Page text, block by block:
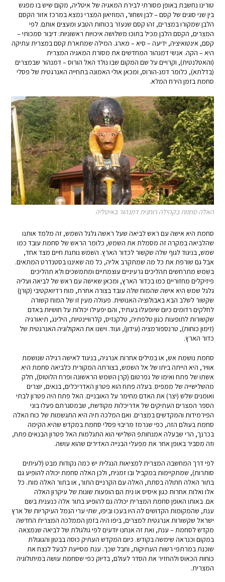
טורינו נחשבת באופן מסורתי לבירת המאגיה של איטליה, מקום שיש בו מפגש
בין שני סוגים של קסם – לבן ושחור, המוזיאון המצרי נמצא במרכז אזור הקסם
הלבן שמקורו במצרים, זהו קסם שנעזר בכוחות הטבע ומעצים אותם. לפי
המצרים, הקסם הלבן מכיל בתוכו משלושה איכויות ראשוניות: דיבור סמכותי –
קסם, אינטואיציה, ידיעה – סיא – מארג. המילה שמתארת קסם במצרית עתיקה
היא – הקה. אנשי דמנהור המחדשים את מסורת המאגיה המצרית
(והאטלנטית), וקרויים על שם המקום שבו נולד האל הורוס – דמנהור שבמצרים
(בדלתא), כלומר דמנ-הורוס, ומכאן אולי האמונה בתחייה האנרגטית של פסלי
סחמת בזמן הירח המלא.
האלה סחמת בקהילה רוחנית דמנהור באיטליה
סחמת היא אישה עם ראש לביאה שעל ראשה גלגל השמש, זה מלמד אותנו
שהלביאה במקרה זה מסמלת את השמש, כלומר הראש של סחמת עובד כמו
שמש, בניגוד לגוף שלה שקשור לכדור הארץ. השמש נותנת חיים מצד אחד,
אבל גם שורפת את כל מה שמתקרב אליה, כל מה שאיננו בסטנדרט המתאים.
בשמש מתרחשים תהליכים גרעיניים עוצמתיים ומתמשכים ולא תהליכים
פיזיקלים מחזוריים כמו בכדור הארץ, ומכאן שאישה עם ראש של לביאה ועליה
גלגל שמש היא אישה שהמוח שלה עובד בצורה אחרת, מוח רדיואקטיבי (קורן)
שקשור לשלב הבא באבולוציה האנושית. פעולה מעין זו של המוח קשורה
לחלקים רדומים כיום שיופעלו בעתיד, והם יפעילו יכולות על חושיות באדם
שקשורות לתופעות כגון טלפתיה, טלקנזיס, קלרוויינטיות, הילינג, תיאורגיה
(זימון כוחות), טרנספורמציה (עידון), ועוד. וישנו את האקולוגיה האנרגטית של
כדור הארץ.
סחמת נושמת אש, או במילים אחרות אנרגיה, בניגוד לאישה רגילה שנושמת
אוויר, היא הייתה ביתו של אל השמש, בצורתה המקורית כלביאה סחמת היא
אשתו של פתח ואימו של נפרטום (קרן השמש הראשונה ופרח הלוטוס), חלק
מהשלישייה של ממפיס. בעלה פתח הוא פטרון האדריכלים, בנאים, יוצרים
ואומנים שלש (יצר) את האדם מחימר על האובניים. האל פתח היה פטרון לבתי
הספר המצרים העתיקים של אדריכלות מקודשת, שבמסגרתם פעלו בוני
הפירמידות והמקדשים במצרים. ואם המלכה תיה היא התגשמות של כוח האלה
סחמת בעולם הזה, כפי שנרמז מריבוי פסלי סחמת במקדש שהיא הקימה
בכרנך, הרי שבעלה אמנחותפ השלישי הוא התגלמות האל פטרון הבנאים פתח,
וזה מסביר באופן אחר את מפעלי הבנייה האדירים שהוא עושה.
לפי דרך המחשבה המצרית למציאות הנגלית יש כמה נקודות מבט (לעיתים
סותרות), שמתקיימות במקביל ובו זמנית, ולכן האלה סחמת יכולה להופיע גם
בתור האלה חתולה בסתת, האלה עם הקרניים התור, או בתור האלה מות. כל
אלו ואלות אחרות כגון איסיס או נית הם הופעות שונות של עיקרון האלה
אם. באותו האופן סחמת המצרית יכולה גם להופיע בתור אלה כנענית בשם
ענת, שהמקומות הקדושים לה היו בעכו וביפו, שתי ערי הנמל העיקריות של ארץ
ישראל שקשורות אנרגטית למצרים, ביפו היה בזמן הממלכה המצרית החדשה
מקדש לסחמת – ענת, ואת זה אנחנו יודעים לפי גולגולת של לביאה שנמצאה
במקום וכנראה שימשה בקודש. כיום המקדש העתיק כוסה בבטון והגוגולת
שוכנת במרתפי רשות העתיקות, וחבל שכך. ענת מסייעת לבעל לנצח את
כוחות הכאוס ולהחזיר את הסדר לעולם, בדיוק כפי שסחמת עושה במיתולוגיה
המצרית.